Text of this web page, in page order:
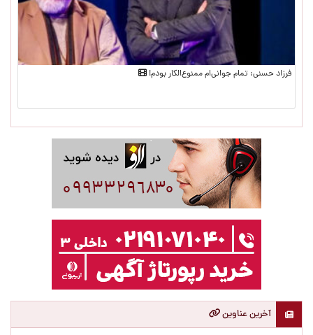
فرزاد حسنی: تمام جوانی‌ام ممنو‌ع‌الکار بودم!
آخرین عناوین